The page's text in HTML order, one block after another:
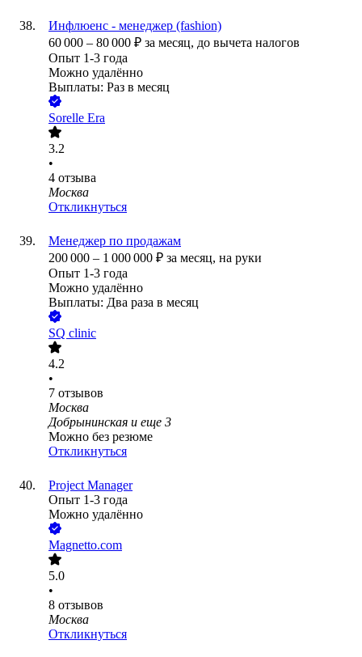
Инфлюенс - менеджер (fashion)
60 000 – 80 000 ₽ за месяц, до вычета налогов
Опыт 1-3 года
Можно удалённо
Выплаты: Раз в месяц
Sorelle Era
3.2
•
4 отзыва
Москва
Откликнуться
Менеджер по продажам
200 000 – 1 000 000 ₽ за месяц, на руки
Опыт 1-3 года
Можно удалённо
Выплаты: Два раза в месяц
SQ clinic
4.2
•
7 отзывов
Москва
Добрынинская и еще 3
Можно без резюме
Откликнуться
Project Manager
Опыт 1-3 года
Можно удалённо
Magnetto.com
5.0
•
8 отзывов
Москва
Откликнуться